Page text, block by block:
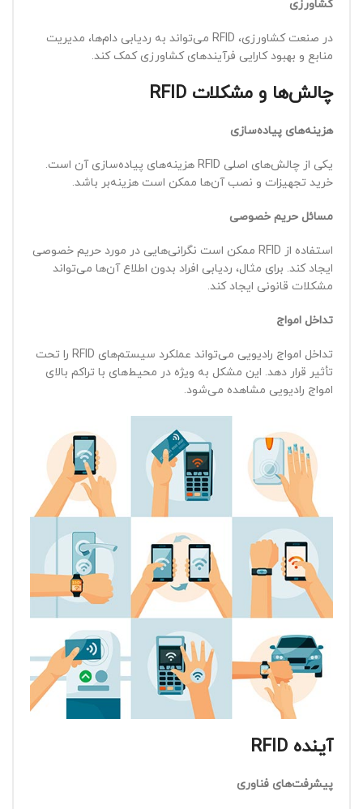
کشاورزی
در صنعت کشاورزی، RFID می‌تواند به ردیابی دام‌ها، مدیریت
منابع و بهبود کارایی فرآیندهای کشاورزی کمک کند.
چالش‌ها و مشکلات
هزینه‌های پیاده‌سازی
یکی از چالش‌های اصلی RFID هزینه‌های پیاده‌سازی آن است.
خرید تجهیزات و نصب آن‌ها ممکن است هزینه‌بر باشد.
مسائل حریم خصوصی
استفاده از RFID ممکن است نگرانی‌هایی در مورد حریم خصوصی
ایجاد کند. برای مثال، ردیابی افراد بدون اطلاع آن‌ها می‌تواند
مشکلات قانونی ایجاد کند.
تداخل امواج
تداخل امواج رادیویی می‌تواند عملکرد سیستم‌های RFID را تحت
تأثیر قرار دهد. این مشکل به ویژه در محیط‌های با تراکم بالای
امواج رادیویی مشاهده می‌شود.
آینده
پیشرفت‌های فناوری